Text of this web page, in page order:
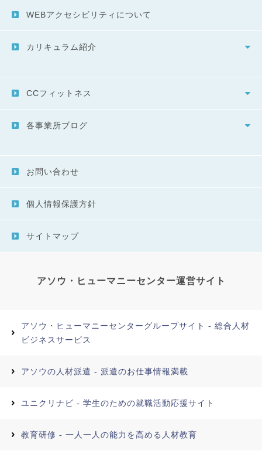
WEBアクセシビリティについて
カリキュラム紹介
CCフィットネス
各事業所ブログ
お問い合わせ
個人情報保護方針
サイトマップ
アソウ・ヒューマニーセンター運営サイト
アソウ・ヒューマニーセンターグループサイト - 総合人材
ビジネスサービス
アソウの人材派遣 - 派遣のお仕事情報満載
ユニクリナビ - 学生のための就職活動応援サイト
教育研修 - 一人一人の能力を高める人材教育